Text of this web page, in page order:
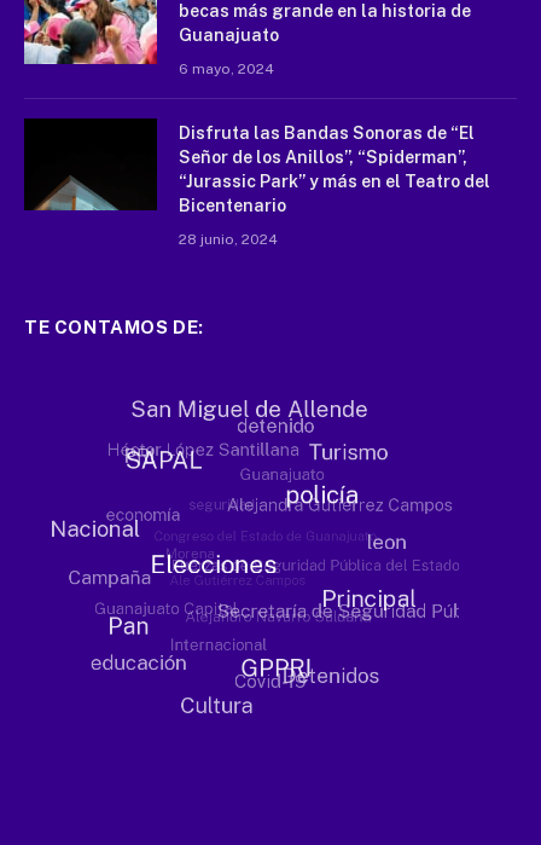
becas más grande en la historia de
Guanajuato
6 mayo, 2024
Disfruta las Bandas Sonoras de “El
Señor de los Anillos”, “Spiderman”,
“Jurassic Park” y más en el Teatro del
Bicentenario
28 junio, 2024
TE CONTAMOS DE: